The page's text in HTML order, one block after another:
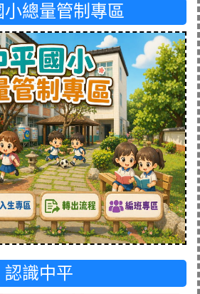
小總量管制專區
認識中平